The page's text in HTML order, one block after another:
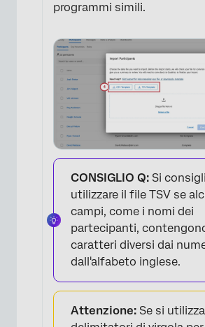
programmi simili.
CONSIGLIO Q: Si
utilizzare il file TSV se
campi, come i nomi dei
partecipanti,
caratteri diversi dai
dall'alfabeto inglese.
Attenzione: Se si